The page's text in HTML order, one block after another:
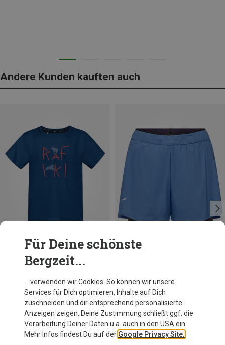
Andere Kunden kauften auch
Du sparst 23%
Salewa
Damen Pedroc DST 2in1 Shorts
91,20 €
Für Deine schönste
Bergzeit...
… verwenden wir Cookies. So können wir unsere
Services für Dich optimieren, Inhalte auf Dich
zuschneiden und dir entsprechend personalisierte
Anzeigen zeigen. Deine Zustimmung schließt ggf. die
Verarbeitung Deiner Daten u.a. auch in den USA ein.
Mehr Infos findest Du auf der Google Privacy Site.